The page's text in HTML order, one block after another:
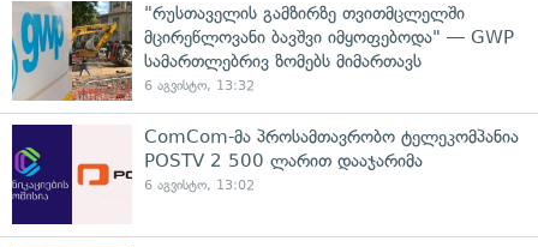
"რუსთაველის გამზირზე თვითმცლელში
მცირეწლოვანი ბავშვი იმყოფებოდა" — GWP
სამართლებრივ ზომებს მიმართავს
6 აგვისტო, 13:32
ComCom-მა პროსამთავრობო ტელეკომპანია
POSTV 2 500 ლარით დააჯარიმა
6 აგვისტო, 13:02